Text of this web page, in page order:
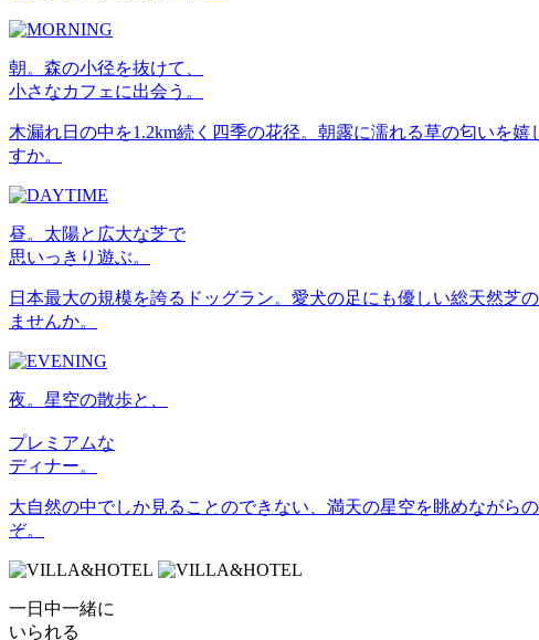
朝。森の小径を抜けて、
小さなカフェに出会う。
木漏れ日の中を1.2km続く四季の花径。朝露に濡れる草の匂いを
すか。
昼。太陽と広大な芝で
思いっきり遊ぶ。
日本最大の規模を誇るドッグラン。愛犬の足にも優しい総天然芝
ませんか。
夜。星空の散歩と、
プレミアムな
ディナー。
大自然の中でしか見ることのできない、満天の星空を眺めながら
ぞ。
一日中一緒に
いられる